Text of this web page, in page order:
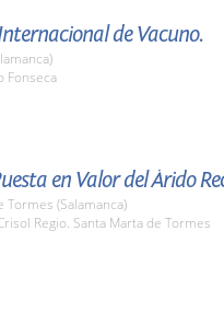
de Vacuno.
Fonseca
en Valor del Árido
Tormes (Salamanca)
Regio. Santa Marta de Tormes